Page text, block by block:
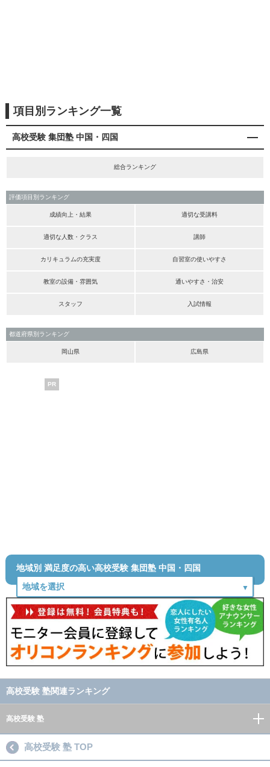
項目別ランキング一覧
高校受験 集団塾 中国・四国
総合ランキング
評価項目別ランキング
成績向上・結果 適切な受講料
適切な人数・クラス 講師
カリキュラムの充実度 自習室の使いやすさ
教室の設備・雰囲気 通いやすさ・治安
スタッフ 入試情報
都道府県別ランキング
岡山県 広島県
PR
地域別 満足度の高い高校受験 集団塾 中国・四国
高校受験 塾関連ランキング
高校受験 塾
高校受験 塾 TOP